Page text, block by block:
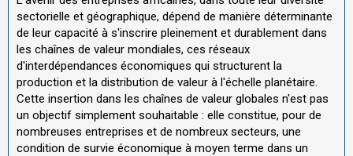
sectorielle et géographique, dépend de manière déterminante
de leur capacité à s'inscrire pleinement et durablement dans
les chaînes de valeur mondiales, ces réseaux
d'interdépendances économiques qui structurent la
production et la distribution de valeur à l'échelle planétaire.
Cette insertion dans les chaînes de valeur globales n'est pas
un objectif simplement souhaitable : elle constitue, pour de
nombreuses entreprises et de nombreux secteurs, une
condition de survie économique à moyen terme dans un